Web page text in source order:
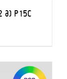
Მ) P15C